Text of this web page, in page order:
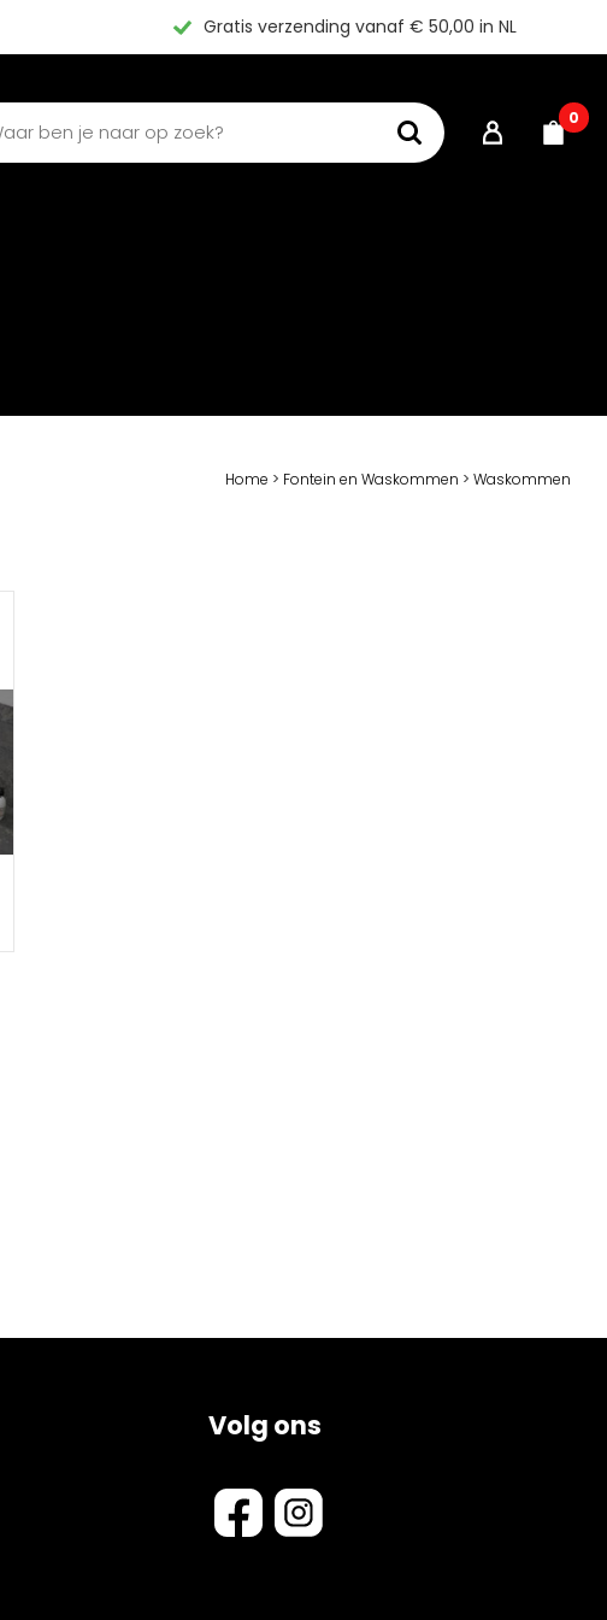
Gratis verzending vanaf € 50,00 in NL
0
Home > Fontein en Waskommen > Waskommen
Volg ons